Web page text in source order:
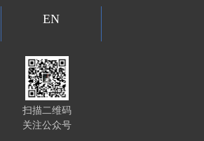
EN
扫描二维码
关注公众号